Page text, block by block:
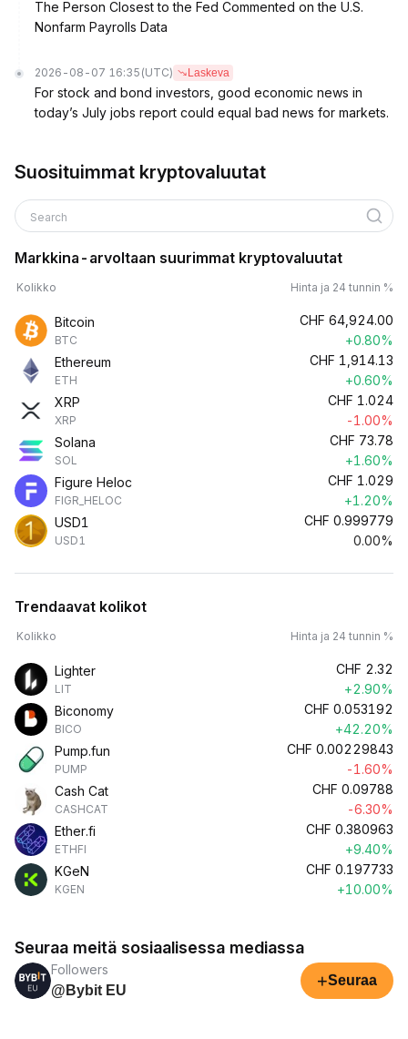
The Person Closest to the Fed Commented on the U.S.
Nonfarm Payrolls Data
2026-08-07 16:35 (UTC) Laskeva
For stock and bond investors, good economic news in
today’s July jobs report could equal bad news for markets.
Suosituimmat kryptovaluutat
Search
Markkina-arvoltaan suurimmat kryptovaluutat
Kolikko Hinta ja 24 tunnin %
Bitcoin
BTC
CHF 64,924.00
+0.80%
Ethereum
ETH
CHF 1,914.13
+0.60%
XRP
XRP
CHF 1.024
-1.00%
Solana
SOL
CHF 73.78
+1.60%
Figure Heloc
FIGR_HELOC
CHF 1.029
+1.20%
USD1
USD1
CHF 0.999779
0.00%
Trendaavat kolikot
Kolikko Hinta ja 24 tunnin %
Lighter
LIT
CHF 2.32
+2.90%
Biconomy
BICO
CHF 0.053192
+42.20%
Pump.fun
PUMP
CHF 0.00229843
-1.60%
Cash Cat
CASHCAT
CHF 0.09788
-6.30%
Ether.fi
ETHFI
CHF 0.380963
+9.40%
KGeN
KGEN
CHF 0.197733
+10.00%
Seuraa meitä sosiaalisessa mediassa
Followers
@Bybit EU
+Seuraa